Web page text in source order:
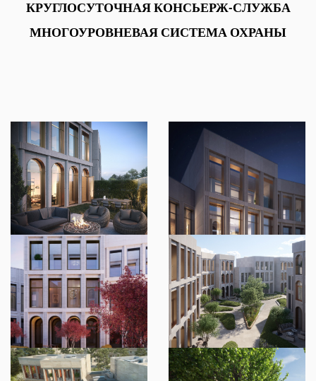
КРУГЛОСУТОЧНАЯ КОНСЬЕРЖ-СЛУЖБА
МНОГОУРОВНЕВАЯ СИСТЕМА ОХРАНЫ